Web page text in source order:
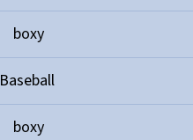
boxy
Baseball
boxy